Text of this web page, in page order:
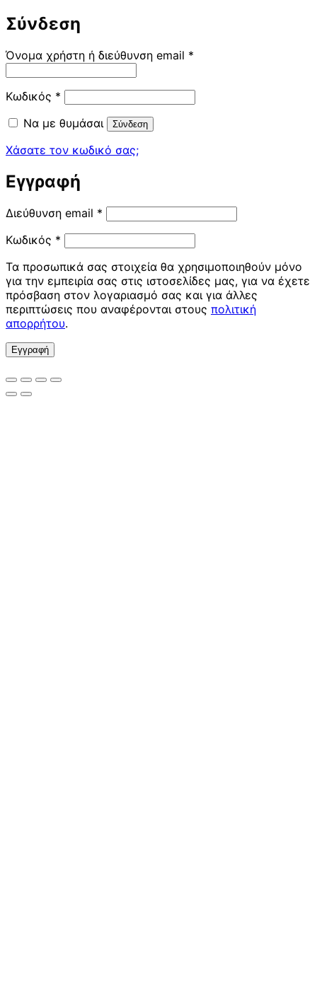
Σύνδεση
Όνομα χρήστη ή διεύθυνση email *
Κωδικός * Απαιτείται
Να με θυμάσαι
Σύνδεση
Χάσατε τον κωδικό σας;
Εγγραφή
Διεύθυνση email * Απαιτείται
Κωδικός * Απαιτείται
Τα προσωπικά σας στοιχεία θα χρησιμοποιηθούν μόνο
για την εμπειρία σας στις ιστοσελίδες μας, για να έχετε
πρόσβαση στον λογαριασμό σας και για άλλες
περιπτώσεις που αναφέρονται στους πολιτική
απορρήτου.
Εγγραφή